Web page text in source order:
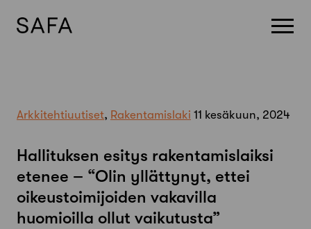
Arkkitehtiuutiset, Rakentamislaki 11 kesäkuun, 2024
Hallituksen esitys rakentamislaiksi
etenee – “Olin yllättynyt, ettei
oikeustoimijoiden vakavilla
huomioilla ollut vaikutusta”